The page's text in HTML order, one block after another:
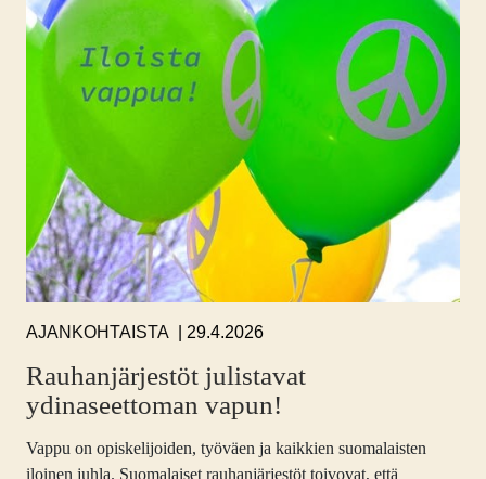
AJANKOHTAISTA 29.4.2026
Rauhanjärjestöt julistavat
ydinaseettoman vapun!
Vappu on opiskelijoiden, työväen ja kaikkien suomalaisten
iloinen juhla. Suomalaiset rauhanjärjestöt toivovat, että